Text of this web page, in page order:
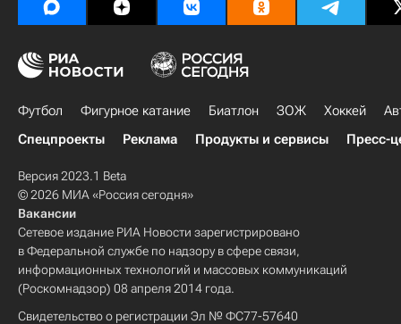
Футбол Фигурное катание Биатлон ЗОЖ Хоккей
Спецпроекты
Реклама Продукты и сервисы Пресс-
Версия 2023.1 Beta
© 2026 МИА «Россия сегодня»
Вакансии
Сетевое издание РИА Новости зарегистрировано
в Федеральной службе по надзору в сфере связи,
информационных технологий и массовых коммуникаций
(Роскомнадзор) 08 апреля 2014 года.
Свидетельство о регистрации Эл № ФС77-57640